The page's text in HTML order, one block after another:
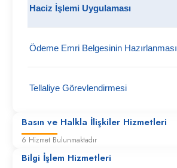
Haciz İşlemi Uygulaması
Ödeme Emri Belgesinin Hazırlanması
Tellaliye Görevlendirmesi
Basın ve Halkla İlişkiler Hizmetleri
6 Hizmet Bulunmaktadır
Bilgi İşlem Hizmetleri